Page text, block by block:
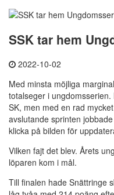
SSK tar hem
2022-10-02
Med minsta möjliga
totalseger i
SK, men med en rad
avslutande sprinten
klicka på bilden för
Vilken fajt det blev. Årets
löparen kom i mål.
Till finalen hade Snättringe